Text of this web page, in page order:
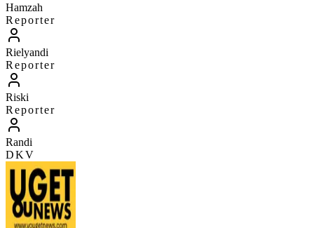
Hamzah
Reporter
Rielyandi
Reporter
Riski
Reporter
Randi
DKV